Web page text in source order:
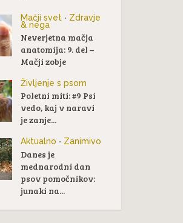
Mačji svet • Zdravje
& nega
Neverjetna mačja
anatomija: 9. del –
Mačji zobje
Življenje s psom
Poletni miti: #9 Psi
vedo, kaj v naravi
je zanje...
Aktualno • Zanimivo
Danes je
mednarodni dan
psov pomočnikov:
junaki na...